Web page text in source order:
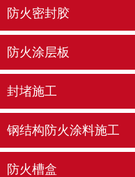
防火密封胶
防火涂层板
封堵施工
钢结构防火涂料施工
防火槽盒